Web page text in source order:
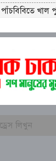
পাঁচবিবিতে খাল
কোষাগারে
পরীক্ষায় অংশ
লিখলেন উত্তরপত্র
বগুড়া মুদ্রণ শিল্প
বগুড়ায় ২ হাজার
ট্যাবলেটসহ